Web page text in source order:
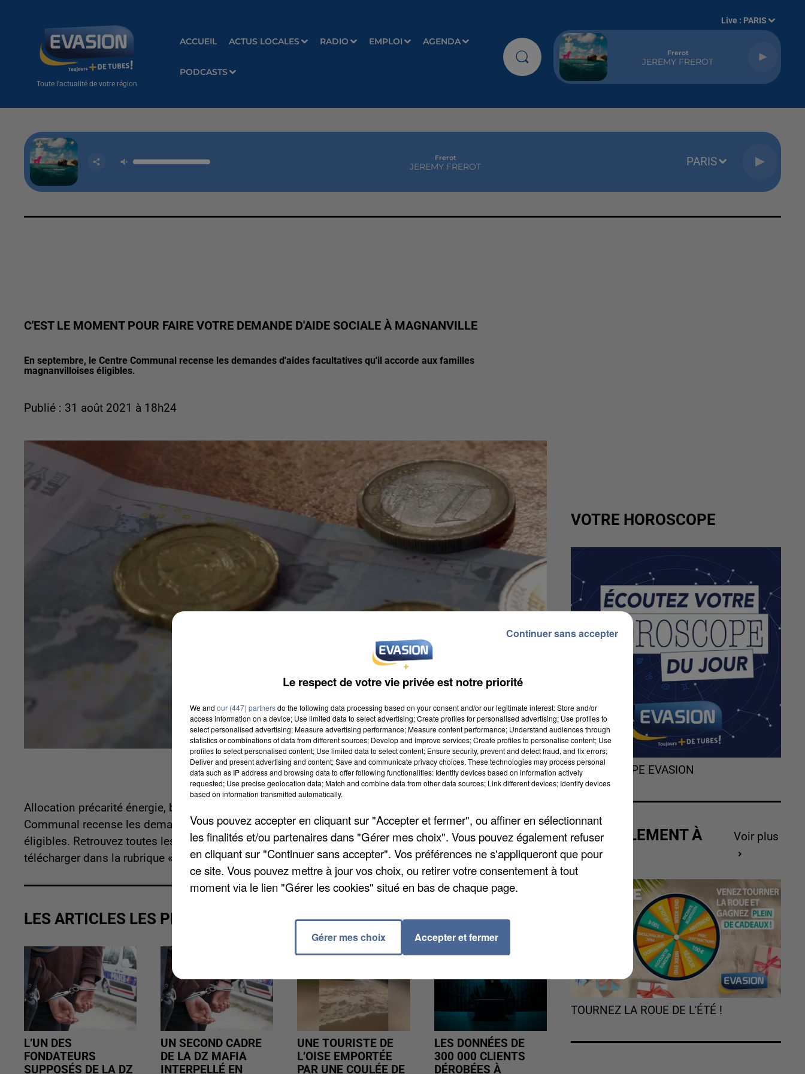
Toute l'actualité de votre région
ACCUEIL ACTUS LOCALES RADIO EMPLOI AGENDA
PODCASTS
Live : PARIS
Frerot
JEREMY FREROT
Frerot
JEREMY FREROT PARIS
C'EST LE MOMENT POUR FAIRE VOTRE DEMANDE D'AIDE SOCIALE À MAGNANVILLE
En septembre, le Centre Communal recense les demandes d'aides facultatives qu'il accorde aux familles
magnanvilloises éligibles.
Publié : 31 août 2021 à 18h24
Allocation précarité énergie, bourse d'études, chèque-cadeau de Noël... En septembre, le Centre
Communal recense les demandes d'aides facultatives qu'il accorde aux familles magnanvilloises
éligibles. Retrouvez toutes les informations concernant ces aides ainsi que les dossiers de demande à
télécharger dans la rubrique « Solidarité » sur le sitewww.magnanville.fr.
LES ARTICLES LES PLUS VUS
L’UN DES
FONDATEURS
SUPPOSÉS DE LA DZ
UN SECOND CADRE
DE LA DZ MAFIA
INTERPELLÉ EN
UNE TOURISTE DE
L’OISE EMPORTÉE
PAR UNE COULÉE DE
LES DONNÉES DE
300 000 CLIENTS
DÉROBÉES À
VOTRE HOROSCOPE
L'HOROSCOPE EVASION
ACTUELLEMENT À
GAGNER
Voir plus
TOURNEZ LA ROUE DE L'ÉTÉ !
Le respect de votre vie privée est notre priorité
We and our (447) partnersdo the following data processing based on your consent and/or our legitimate interest: Store and/or
access information on a device; Use limited data to select advertising; Create profiles for personalised advertising; Use profiles to
select personalised advertising; Measure advertising performance; Measure content performance; Understand audiences through
statistics or combinations of data from different sources; Develop and improve services; Create profiles to personalise content; Use
profiles to select personalised content; Use limited data to select content; Ensure security, prevent and detect fraud, and fix errors;
Deliver and present advertising and content; Save and communicate privacy choices. These technologies may process personal
data such as IP address and browsing data to offer following functionalities: Identify devices based on information actively
requested; Use precise geolocation data; Match and combine data from other data sources; Link different devices; Identify devices
based on information transmitted automatically.
Vous pouvez accepter en cliquant sur "Accepter et fermer", ou affiner en sélectionnant
les finalités et/ou partenaires dans "Gérer mes choix". Vous pouvez également refuser
en cliquant sur "Continuer sans accepter". Vos préférences ne s'appliqueront que pour
ce site. Vous pouvez mettre à jour vos choix, ou retirer votre consentement à tout
moment via le lien "Gérer les cookies" situé en bas de chaque page.
Gérer mes choix Accepter et fermer
Continuer sans accepter